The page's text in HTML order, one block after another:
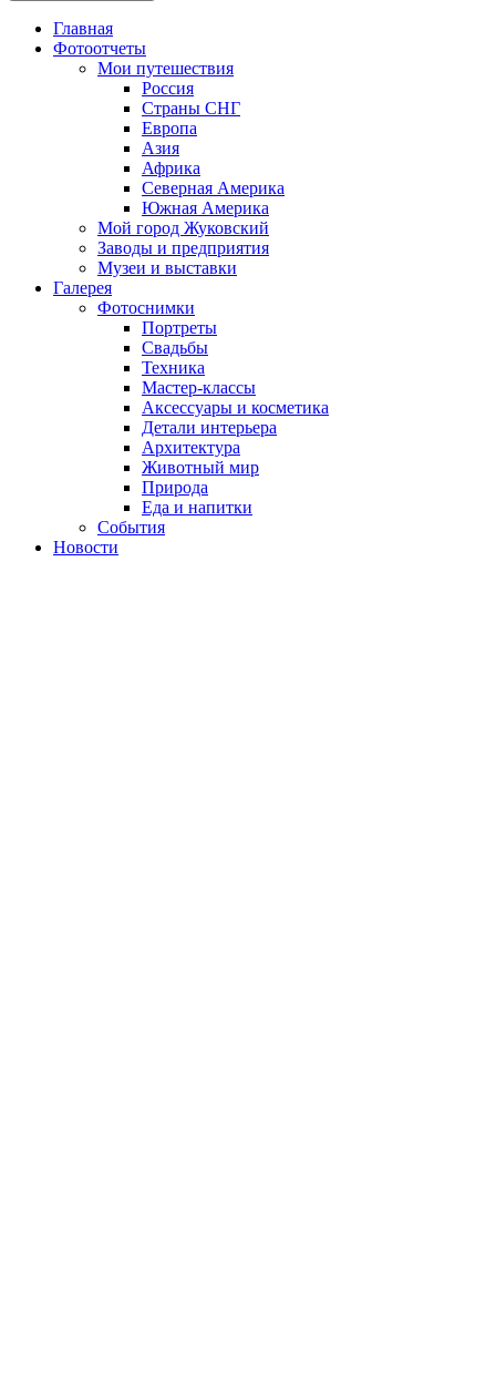
Главная
Фотоотчеты
Мои путешествия
Россия
Страны СНГ
Европа
Азия
Африка
Северная Америка
Южная Америка
Мой город Жуковский
Заводы и предприятия
Музеи и выставки
Галерея
Фотоснимки
Портреты
Свадьбы
Техника
Мастер-классы
Аксессуары и косметика
Детали интерьера
Архитектура
Животный мир
Природа
Еда и напитки
События
Новости